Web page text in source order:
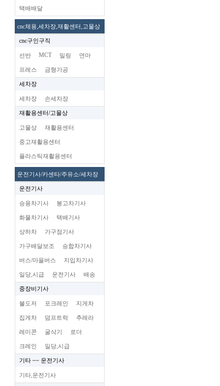
택배배달
cnc체용,세차장,재활센터,고물상
cnc구인구직
선반 MCT 밀링 연마
프레스 금형가공
세차장
세차장 손세차장
재활용센터/고물상
고물상 재활용센터
중고재활용센터
플라스틱재활용센터
운전기사/카센타/주유소/세차장
운전기사
승용차기사 봉고차기사
화물차기사 택배기사
상하차 가구점기사
가구배달보조 승합차기사
버스/마을버스 지입차기사
일당,시급 운전기사 배송
중장비기사
불도저 포크레인 지게차
집게차 덤프트럭 추레라
레미콘 굴삭기 로더
크레인 일당,시급
기타 ~~ 운전기사
기타,운전기사